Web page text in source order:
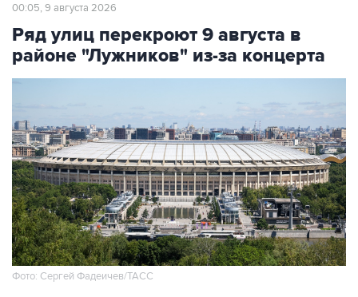
00:05, 9 августа 2026
Ряд улиц перекроют 9 августа в
районе "Лужников" из-за концерта
Фото: Сергей Фадеичев/ТАСС